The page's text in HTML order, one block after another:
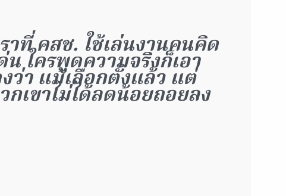
าที่ คสช. ใช้เล่นงานคนคิด
น ใครพูดความจริงก็เอา
า แม้เลือกตั้งแล้ว แต่
เขาไม่ได้ลดน้อยถอยลง